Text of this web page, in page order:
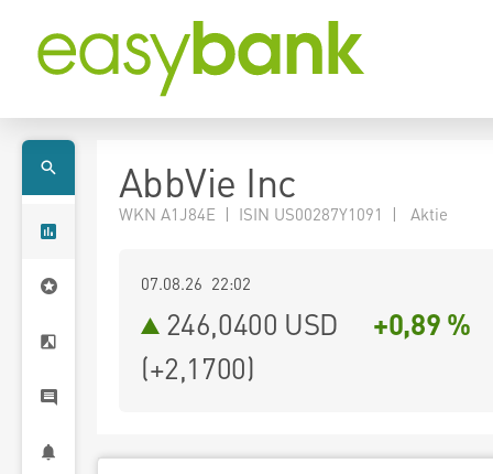
AbbVie Inc
WKN A1J84E | ISIN US00287Y1091 | Aktie
07.08.26 22:02
246,0400 USD
+0,89 %
(+2,1700)